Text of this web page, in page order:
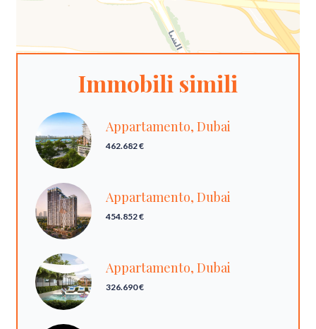
Immobili simili
Appartamento, Dubai
462.682 €
Appartamento, Dubai
454.852 €
Appartamento, Dubai
326.690 €